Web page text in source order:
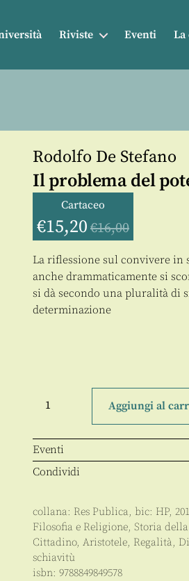
Riviste Eventi La
Rodolfo De Stefano
Il problema del
Cartaceo
€15,20 €16,00
La riflessione sul convivere in
anche drammaticamente si
si dà secondo una pluralità di
determinazione
problema
quantità
Aggiungi al
Eventi
Condividi
collana: Res Publica, bic: HP,
Filosofia e Religione, Storia
Cittadino, Aristotele, Regalità,
schiavitù
isbn: 9788849849578